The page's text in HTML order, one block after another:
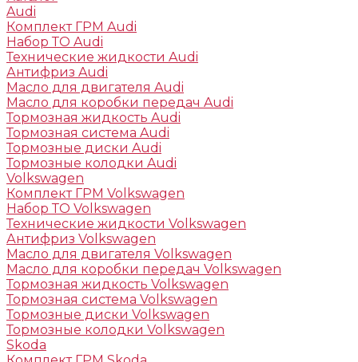
Audi
Комплект ГРМ Audi
Набор ТО Audi
Технические жидкости Audi
Антифриз Audi
Масло для двигателя Audi
Масло для коробки передач Audi
Тормозная жидкость Audi
Тормозная система Audi
Тормозные диски Audi
Тормозные колодки Audi
Volkswagen
Комплект ГРМ Volkswagen
Набор ТО Volkswagen
Технические жидкости Volkswagen
Антифриз Volkswagen
Масло для двигателя Volkswagen
Масло для коробки передач Volkswagen
Тормозная жидкость Volkswagen
Тормозная система Volkswagen
Тормозные диски Volkswagen
Тормозные колодки Volkswagen
Skoda